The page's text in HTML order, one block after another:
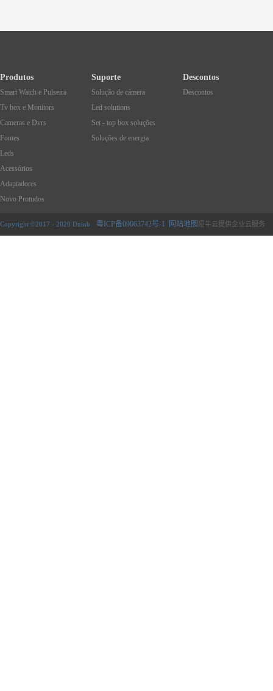
Produtos
Smart Watch e Pulseira
Tv box e Monitors
Cameras e Dvrs
Fontes
Leds
Acessórios
Adaptadores
Novo Protudos
Suporte
Solução de câmera
Led solutions
Set - top box soluções
Soluções de energia
Descontos
Descontos
Copyright ©2017 - 2020 Dniub 粤ICP备09063742号-1 网站地图 犀牛云提供企业云服务